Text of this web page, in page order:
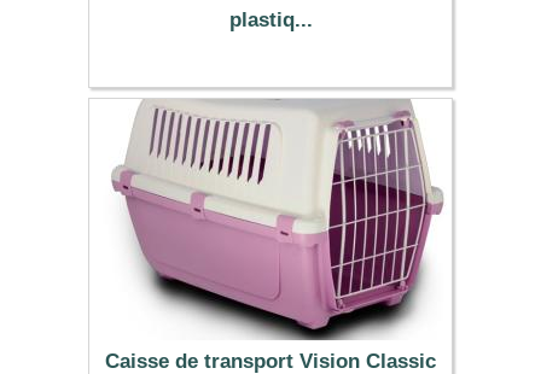
plastiq...
12.99 €
Caisse de transport Vision Classic